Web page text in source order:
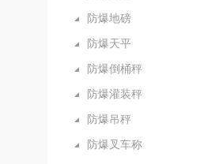
防爆地磅
防爆天平
防爆倒桶秤
防爆灌装秤
防爆吊秤
防爆叉车称